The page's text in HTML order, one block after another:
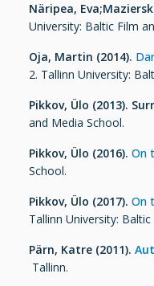
Näripea, Eva;
University: Baltic Film
Oja, Martin (2014).
2. Tallinn University:
Pikkov, Ülo (2013).
and Media School.
Pikkov, Ülo (2016). On
School.
Pikkov, Ülo (2017). On
Tallinn University:
Pärn, Katre (2011).
Tallinn.